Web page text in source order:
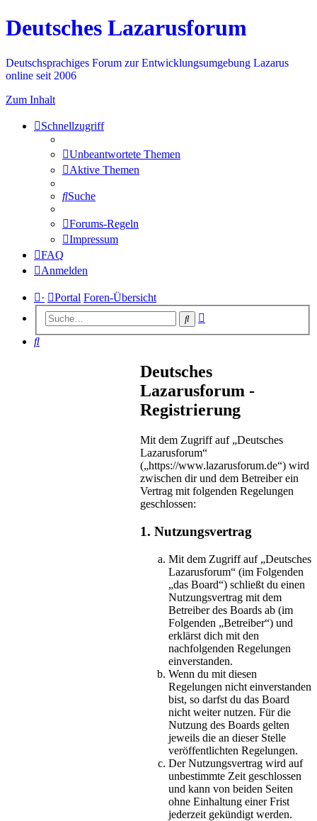
Deutsches Lazarusforum
Deutschsprachiges Forum zur Entwicklungsumgebung Lazarus
online seit 2006
Zum Inhalt
Schnellzugriff
Unbeantwortete Themen
Aktive Themen
Suche
Forums-Regeln
Impressum
FAQ
Anmelden
· Portal Foren-Übersicht
Suche
Suche
Deutsches
Lazarusforum -
Registrierung
Mit dem Zugriff auf „Deutsches
Lazarusforum“
(„https://www.lazarusforum.de“) wird
zwischen dir und dem Betreiber ein
Vertrag mit folgenden Regelungen
geschlossen:
1. Nutzungsvertrag
Mit dem Zugriff auf „Deutsches
Lazarusforum“ (im Folgenden
„das Board“) schließt du einen
Nutzungsvertrag mit dem
Betreiber des Boards ab (im
Folgenden „Betreiber“) und
erklärst dich mit den
nachfolgenden Regelungen
einverstanden.
Wenn du mit diesen
Regelungen nicht einverstanden
bist, so darfst du das Board
nicht weiter nutzen. Für die
Nutzung des Boards gelten
jeweils die an dieser Stelle
veröffentlichten Regelungen.
Der Nutzungsvertrag wird auf
unbestimmte Zeit geschlossen
und kann von beiden Seiten
ohne Einhaltung einer Frist
jederzeit gekündigt werden.